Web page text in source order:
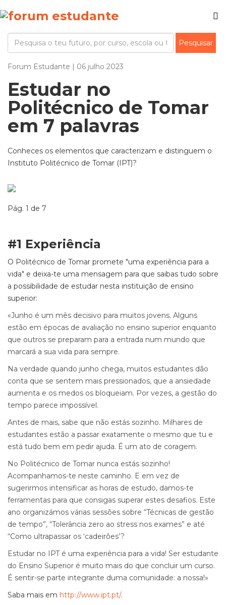
Forum Estudante | 06 julho 2023
Estudar no
Politécnico de Tomar
em 7 palavras
Conheces os elementos que caracterizam e distinguem o
Instituto Politécnico de Tomar (IPT)?
Pág. 1 de 7
#1 Experiência
O Politécnico de Tomar promete "uma experiência para a
vida" e deixa-te uma mensagem para que saibas tudo sobre
a possibilidade de estudar nesta instituição de ensino
superior:
«Junho é um mês decisivo para muitos jovens. Alguns
estão em épocas de avaliação no ensino superior enquanto
que outros se preparam para a entrada num mundo que
marcará a sua vida para sempre.
Na verdade quando junho chega, muitos estudantes dão
conta que se sentem mais pressionados, que a ansiedade
aumenta e os medos os bloqueiam. Por vezes, a gestão do
tempo parece impossível.
Antes de mais, sabe que não estás sozinho. Milhares de
estudantes estão a passar exatamente o mesmo que tu e
está tudo bem em pedir ajuda. É um ato de coragem.
No Politécnico de Tomar nunca estás sozinho!
Acompanhamos-te neste caminho. E em vez de
sugerirmos intensificar as horas de estudo, damos-te
ferramentas para que consigas superar estes desafios. Este
ano organizámos várias sessões sobre “Técnicas de gestão
de tempo”, “Tolerância zero ao stress nos exames” e até
“Como ultrapassar os ‘cadeirões’?
Estudar no IPT é uma experiência para a vida! Ser estudante
do Ensino Superior é muito mais do que concluir um curso.
É sentir-se parte integrante duma comunidade: a nossa!»
Saba mais em http://www.ipt.pt/.